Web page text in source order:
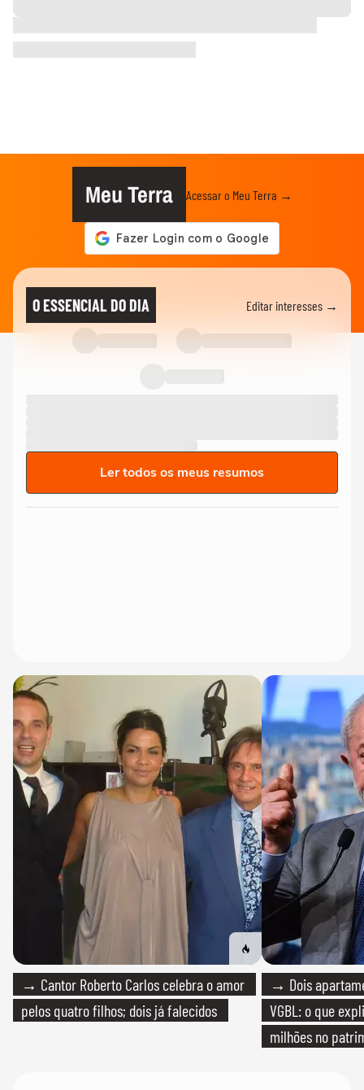
Meu Terra Acessar o Meu Terra →
O ESSENCIAL DO DIA Editar interesses →
Ler todos os meus resumos
→ Cantor Roberto Carlos celebra o amor
pelos quatro filhos; dois já falecidos
→ Dois
VGBL: o que
milhões no